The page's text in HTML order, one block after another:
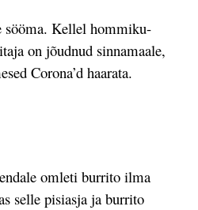
sööma. Kellel hommiku-
on jõudnud sinnamaale,
Corona’d haarata.
omleti burrito ilma
selle pisiasja ja burrito